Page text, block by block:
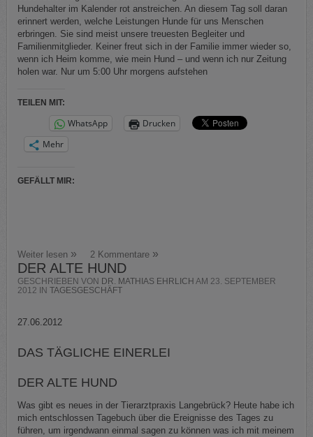
Hundehalter im Kalender rot anstreichen. An diesem Tag soll daran
erinnert werden, welche Leistungen Hunde für uns Menschen
erbringen. Sie sind meist unsere treuesten Begleiter und
Familienmitglieder. Keiner freut sich in der Familie immer wieder so,
wenn ich Heim komme, wie mein Hund – und wenn ich nur Zeitung
holen war. Nur um 5:00 Uhr morgens aufstehen
TEILEN MIT:
WhatsApp
Drucken
Mehr
GEFÄLLT MIR:
Weiter lesen 2 Kommentare
DER ALTE HUND
GESCHRIEBEN VON DR. MATHIAS EHRLICH AM 23. SEPTEMBER
2012 IN TAGESGESCHÄFT
27.06.2012
DAS TÄGLICHE EINERLEI
DER ALTE HUND
Was gibt es neues in der Tierarztpraxis Langebrück? Heute habe ich
mich entschlossen Tagebuch über die Ereignisse des Tages zu
führen, um irgendwann einmal sagen zu können was ich mit meinem